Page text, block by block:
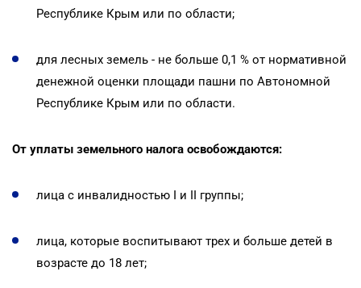
Республике Крым или по области;
для лесных земель - не больше 0,1 % от нормативной
денежной оценки площади пашни по Автономной
Республике Крым или по области.
От уплаты земельного налога освобождаются:
лица с инвалидностью I и ІІ группы;
лица, которые воспитывают трех и больше детей в
возрасте до 18 лет;